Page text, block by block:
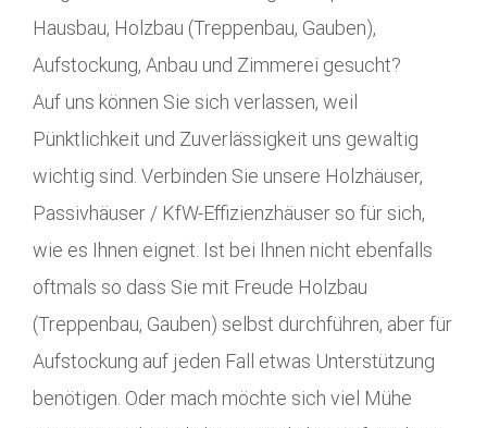
Hausbau, Holzbau (Treppenbau, Gauben),
Aufstockung, Anbau und Zimmerei gesucht?
Auf uns können Sie sich verlassen, weil
Pünktlichkeit und Zuverlässigkeit uns gewaltig
wichtig sind. Verbinden Sie unsere Holzhäuser,
Passivhäuser / KfW-Effizienzhäuser so für sich,
wie es Ihnen eignet. Ist bei Ihnen nicht ebenfalls
oftmals so dass Sie mit Freude Holzbau
(Treppenbau, Gauben) selbst durchführen, aber für
Aufstockung auf jeden Fall etwas Unterstützung
benötigen. Oder mach möchte sich viel Mühe